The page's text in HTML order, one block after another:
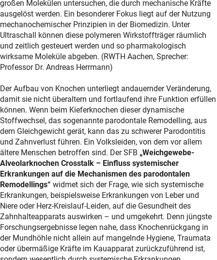
großen Molekülen untersuchen, die durch mechanische Kräfte
ausgelöst werden. Ein besonderer Fokus liegt auf der Nutzung
mechanochemischer Prinzipien in der Biomedizin. Unter
Ultraschall können diese polymeren Wirkstoffträger räumlich
und zeitlich gesteuert werden und so pharmakologisch
wirksame Moleküle abgeben. (RWTH Aachen, Sprecher:
Professor Dr. Andreas Herrmann)
Der Aufbau von Knochen unterliegt andauernder Veränderung,
damit sie nicht überaltern und fortlaufend ihre Funktion erfüllen
können. Wenn beim Kieferknochen dieser dynamische
Stoffwechsel, das sogenannte parodontale Remodelling, aus
dem Gleichgewicht gerät, kann das zu schwerer Parodontitis
und Zahnverlust führen. Ein Volksleiden, von dem vor allem
ältere Menschen betroffen sind. Der SFB „Weichgewebe-
Alveolarknochen Crosstalk – Einfluss systemischer
Erkrankungen auf die Mechanismen des parodontalen
Remodellings“ widmet sich der Frage, wie sich systemische
Erkrankungen, beispielsweise Erkrankungen von Leber und
Niere oder Herz-Kreislauf-Leiden, auf die Gesundheit des
Zahnhalteapparats auswirken – und umgekehrt. Denn jüngste
Forschungsergebnisse legen nahe, dass Knochenrückgang in
der Mundhöhle nicht allein auf mangelnde Hygiene, Traumata
oder übermäßige Kräfte im Kauapparat zurückzuführend ist,